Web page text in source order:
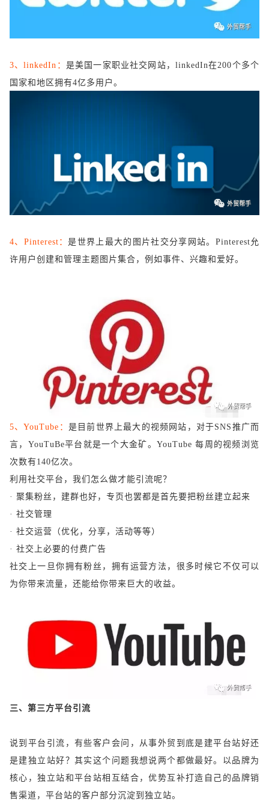
3、linkedIn： 是美国一家职业社交网站，linkedIn在200个多个
国家和地区拥有4亿多用户。
4、Pinterest：是世界上最大的图片社交分享网站。 Pinterest允
许用户创建和管理主题图片集合，例如事件、兴趣和爱好。
5、YouTube： 是目前世界上最大的视频网站，对于SNS推广而
言，YouTuBe平台就是一个大金矿。YouTube 每周的视频浏览
次数有140亿次。
利用社交平台，我们怎么做才能引流呢？
· 聚集粉丝，建群也好，专页也罢都是首先要把粉丝建立起来
· 社交管理
· 社交运营（优化，分享，活动等等）
· 社交上必要的付费广告
社交上一旦你拥有粉丝，拥有运营方法，很多时候它不仅可以
为你带来流量，还能给你带来巨大的收益。
三、第三方平台引流
说到平台引流，有些客户会问，从事外贸到底是建平台站好还
是建独立站好？其实这个问题我想说两个都做最好。以品牌为
核心，独立站和平台站相互结合，优势互补打造自己的品牌销
售渠道，平台站的客户部分沉淀到独立站。